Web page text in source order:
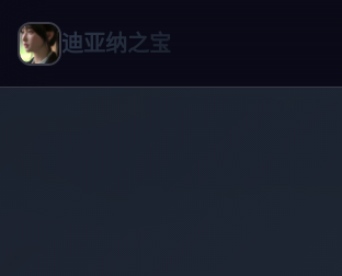
迪亚纳之宝